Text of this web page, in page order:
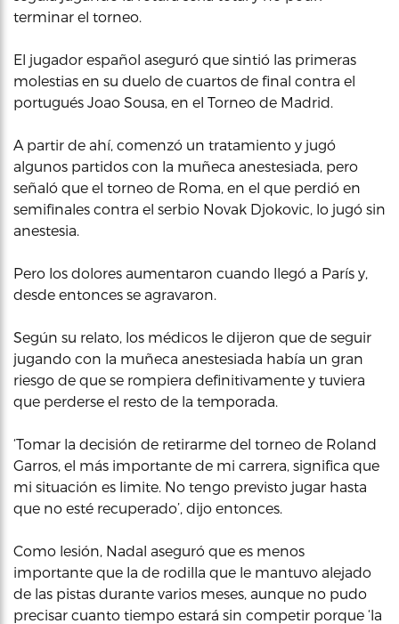
terminar el torneo.
El jugador español aseguró que sintió las primeras
molestias en su duelo de cuartos de final contra el
portugués Joao Sousa, en el Torneo de Madrid.
A partir de ahí, comenzó un tratamiento y jugó
algunos partidos con la muñeca anestesiada, pero
señaló que el torneo de Roma, en el que perdió en
semifinales contra el serbio Novak Djokovic, lo jugó sin
anestesia.
Pero los dolores aumentaron cuando llegó a París y,
desde entonces se agravaron.
Según su relato, los médicos le dijeron que de seguir
jugando con la muñeca anestesiada había un gran
riesgo de que se rompiera definitivamente y tuviera
que perderse el resto de la temporada.
‘Tomar la decisión de retirarme del torneo de Roland
Garros, el más importante de mi carrera, significa que
mi situación es limite. No tengo previsto jugar hasta
que no esté recuperado’, dijo entonces.
Como lesión, Nadal aseguró que es menos
importante que la de rodilla que le mantuvo alejado
de las pistas durante varios meses, aunque no pudo
precisar cuanto tiempo estará sin competir porque ‘la